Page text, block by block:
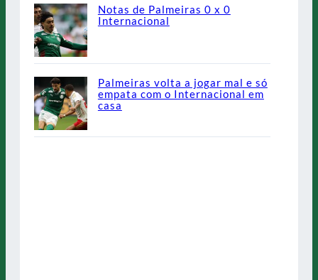
Notas de Palmeiras 0 x 0
Internacional
Palmeiras volta a jogar mal e só
empata com o Internacional em
casa